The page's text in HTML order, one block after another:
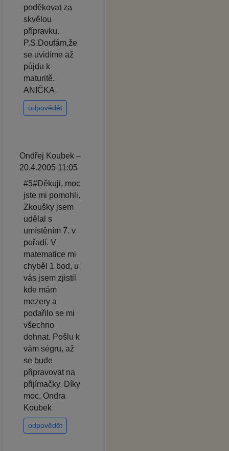
poděkovat za
skvělou
přípravku.
P.S.Doufám,že
se uvidíme až
půjdu k
maturitě.
ANIČKA
odpovědět
Ondřej Koubek –
20.4.2005 11:05
#5#Děkuji, moc
jste mi pomohli.
Zkoušky jsem
udělal s
umístěním 7. v
pořadí. V
matematice mi
chyběl 1 bod, u
vás jsem zjistil
kde mám
mezery a
podařilo se mi
všechno
dohnat. Pošlu k
vám ségru, až
se bude
připravovat na
přijímačky. Díky
moc, Ondra
Koubek
odpovědět